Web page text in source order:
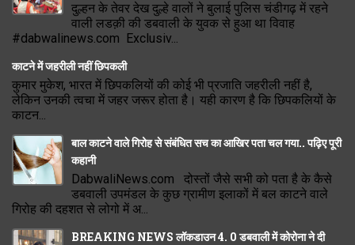
दुल्हन के तेवर देख दुल्हे वालों ने बुलाई पुलिस चंडीगढ़ में रहने
वाली लडक़ी की डबवाली के युवक से हुआ था विवाह
#dabwalinews.com Exclusiv...
काटने में जहरीली नहीं छिपकली
कुमार मुकेश, भारत में छिपकलियों की कोई भी प्रजाति जहरीली नहीं है,
लेकिन उनकी त्वचा में जहर जरूर होता है। यही कारण है कि छिपकलियों के
काटन...
बाल काटने वाले गिरोह से संबंधित सच का आखिर पता चल गया.. पढ़िए पूरी
कहानी
DabwaliNews.com दोस्तों जैसे सभी को पता है के कैसे
डबवाली उपमंडल के कुछ ग्रामीण इलाकों में बल काटने वाले
गिरोह की दहशत से लोगो में अ...
BREAKING NEWS लॉकडाउन 4. 0 डबवाली में कोरोना ने दी